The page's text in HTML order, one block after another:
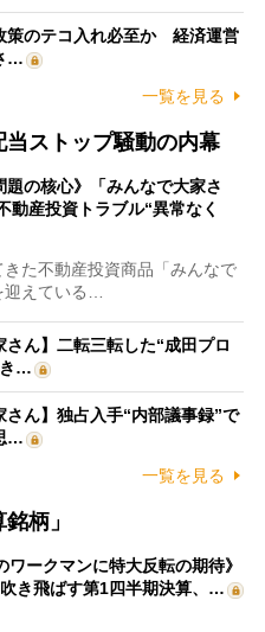
策のテコ入れ必至か 経済運営
…
一覧を見る
当ストップ騒動の内幕
題の核心》「みんなで大家さ
動産投資トラブル“異常なく
た不動産投資商品「みんなで
迎えている…
さん】二転三転した“成田プロ
き…
さん】独占入手“内部議事録”で
…
一覧を見る
柄」
ワークマンに特大反転の期待》
き飛ばす第1四半期決算、…